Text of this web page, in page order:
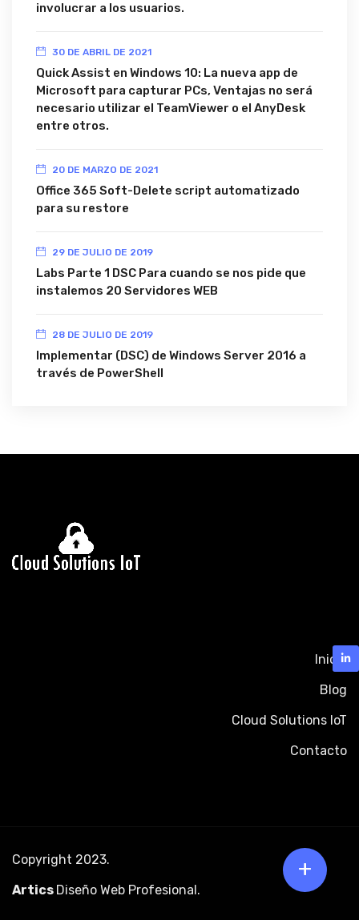
involucrar a los usuarios.
30 DE ABRIL DE 2021
Quick Assist en Windows 10: La nueva app de
Microsoft para capturar PCs, Ventajas no será
necesario utilizar el TeamViewer o el AnyDesk
entre otros.
20 DE MARZO DE 2021
Office 365 Soft-Delete script automatizado
para su restore
29 DE JULIO DE 2019
Labs Parte 1 DSC Para cuando se nos pide que
instalemos 20 Servidores WEB
28 DE JULIO DE 2019
Implementar (DSC) de Windows Server 2016 a
través de PowerShell
Inicio
Blog
Cloud Solutions IoT
Contacto
Copyright 2023.
Artics Diseño Web Profesional .
+